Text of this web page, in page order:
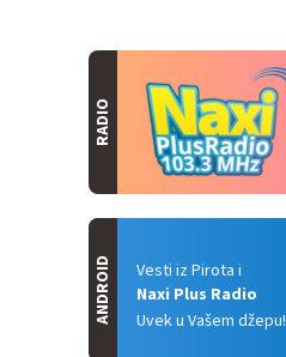
RADIO
Vesti iz Pirota i
Naxi Plus Radio
Uvek u Vašem džepu!
ANDROID